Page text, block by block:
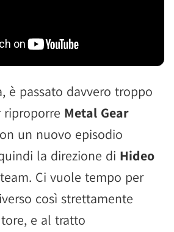
è passato davvero troppo
Metal Gear
un nuovo episodio
la direzione di Hideo
Ci vuole tempo per
così strettamente
e al tratto